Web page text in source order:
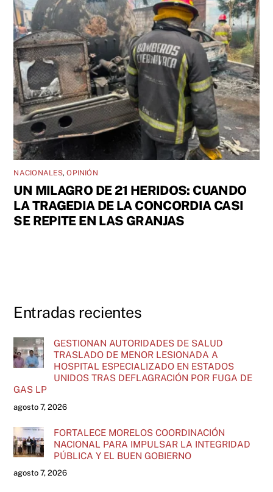
NACIONALES,OPINIÓN
UN MILAGRO DE 21 HERIDOS: CUANDO
LA TRAGEDIA DE LA CONCORDIA CASI
SE REPITE EN LAS GRANJAS
Entradas recientes
GESTIONAN AUTORIDADES DE SALUD
TRASLADO DE MENOR LESIONADA A
HOSPITAL ESPECIALIZADO EN ESTADOS
UNIDOS TRAS DEFLAGRACIÓN POR FUGA DE
GAS LP
agosto 7, 2026
FORTALECE MORELOS COORDINACIÓN
NACIONAL PARA IMPULSAR LA INTEGRIDAD
PÚBLICA Y EL BUEN GOBIERNO
agosto 7, 2026